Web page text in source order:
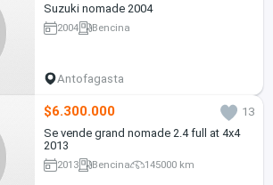
Suzuki nomade 2004
2004 Bencina
Antofagasta
$6.300.000
13
Se vende grand nomade 2.4 full at 4x4
2013
2013 Bencina 145000 km